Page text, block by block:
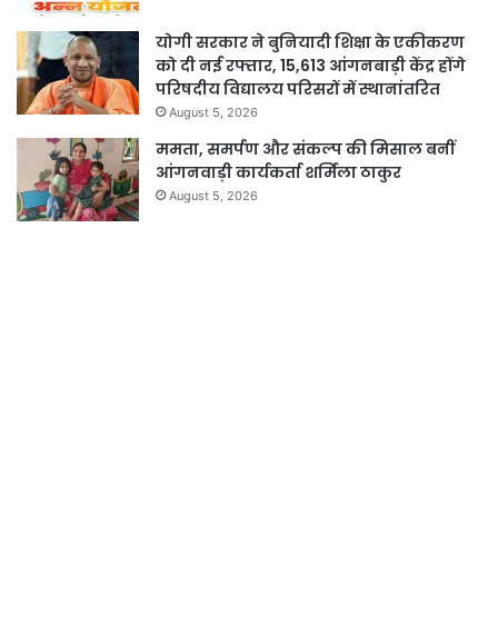
योगी सरकार ने बुनियादी शिक्षा के एकीकरण
को दी नई रफ्तार, 15,613 आंगनबाड़ी केंद्र होंगे
परिषदीय विद्यालय परिसरों में स्थानांतरित
August 5, 2026
ममता, समर्पण और संकल्प की मिसाल बनीं
आंगनवाड़ी कार्यकर्ता शर्मिला ठाकुर
August 5, 2026